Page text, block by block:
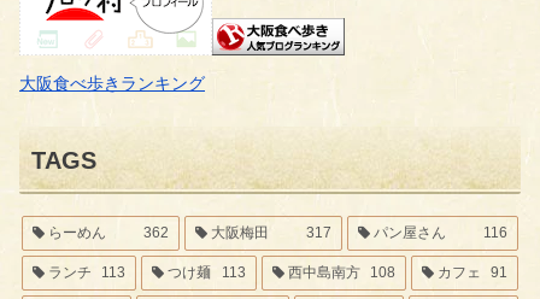
大阪食べ歩きランキング
TAGS
らーめん 362 大阪梅田 317 パン屋さん 116
ランチ 113 つけ麺 113 西中島南方 108 カフェ 91